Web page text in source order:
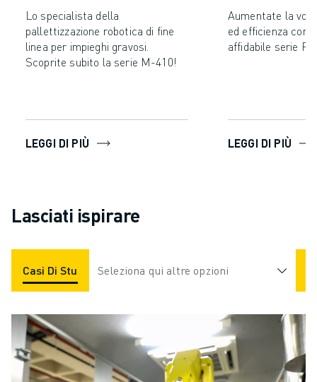
Lo specialista della
pallettizzazione robotica di fine
linea per impieghi gravosi.
Scoprite subito la serie M-410!
LEGGI DI PIÙ
Aumentate la
ed efficienza con
affidabile serie
LEGGI DI PIÙ
Lasciati ispirare
Casi Di Studio Applicazioni Settori
Seleziona qui altre opzioni